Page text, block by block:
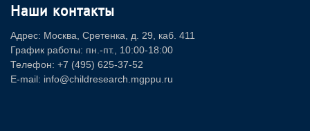
Наши контакты
Адрес: Москва, Сретенка, д. 29, каб. 411
График работы: пн.-пт., 10:00-18:00
Телефон: +7 (495) 625-37-52
E-mail: info@childresearch.mgppu.ru